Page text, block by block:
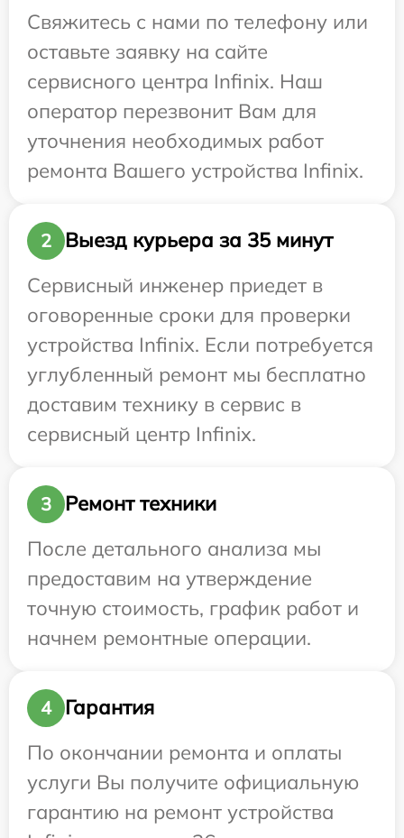
Свяжитесь с нами по телефону или
оставьте заявку на сайте
сервисного центра Infinix. Наш
оператор перезвонит Вам для
уточнения необходимых работ
ремонта Вашего устройства Infinix.
2
Выезд курьера за 35 минут
Сервисный инженер приедет в
оговоренные сроки для проверки
устройства Infinix. Если потребуется
углубленный ремонт мы бесплатно
доставим технику в сервис в
сервисный центр Infinix.
3
Ремонт техники
После детального анализа мы
предоставим на утверждение
точную стоимость, график работ и
начнем ремонтные операции.
4
Гарантия
По окончании ремонта и оплаты
услуги Вы получите официальную
гарантию на ремонт устройства